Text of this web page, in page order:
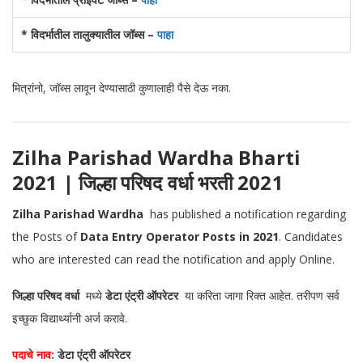
* विदर्भातील तालुक्यातील जॉब्स –पाहा
मित्रांनो, जॉब्स लावून देण्यासाठी कुणालाही पैसे देऊ नका.
Zilha Parishad Wardha Bharti
2021 | जिल्हा परिषद वर्धा भरती 2021
Zilha Parishad Wardha has published a notification regarding
the Posts ofData Entry Operator Posts in 2021. Candidates
who are interested can read the notification and apply Online.
जिल्हा परिषद वर्धा मध्येडेटा एंट्री ऑपरेटर या करिता जागा रिक्त आहेत. तरीपण सर्व
इच्छुक विद्यार्थ्यानी अर्ज करावे.
पदाचे नाव: डेटा एंट्री ऑपरेटर